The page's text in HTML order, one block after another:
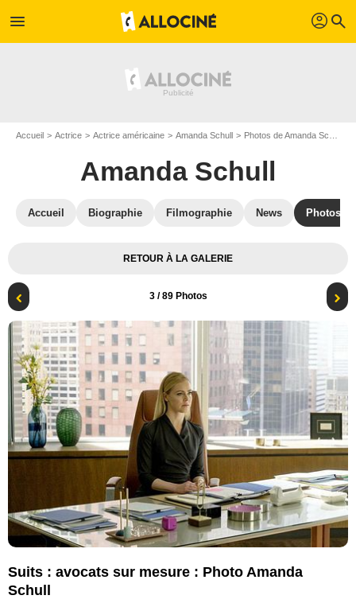
menu profil search
Accueil Actrice Actrice américaine Amanda Schull Photos de Amanda Schull
Amanda Schull
Accueil Biographie Filmographie News Photos
RETOUR À LA GALERIE
3/ 89 Photos
Suits : avocats sur mesure : Photo Amanda
Schull